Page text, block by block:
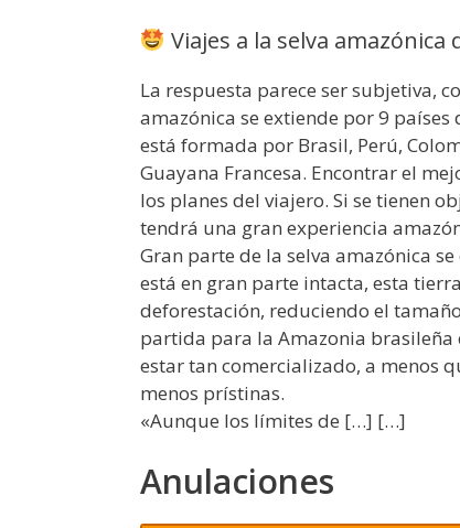
Viajes a la selva amazónica
La respuesta parece ser subjetiva,
amazónica se extiende por 9 países
está formada por Brasil, Perú,
Guayana Francesa. Encontrar el
los planes del viajero. Si se tienen
tendrá una gran experiencia
Gran parte de la selva amazónica
está en gran parte intacta, esta
deforestación, reduciendo el
partida para la Amazonia brasileña
estar tan comercializado, a menos
menos prístinas.
«Aunque los límites de […] […]
Anulaciones